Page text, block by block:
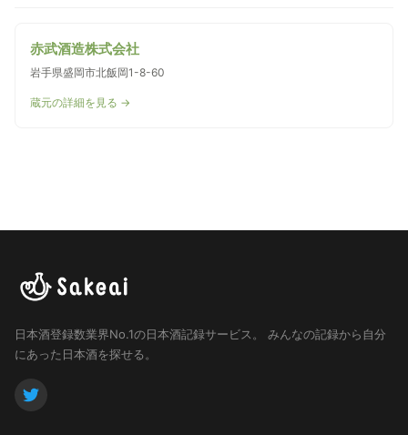
赤武酒造株式会社
岩手県盛岡市北飯岡1-8-60
蔵元の詳細を見る →
日本酒登録数業界No.1の日本酒記録サービス。
みんなの記録から自分
にあった日本酒を探せる。